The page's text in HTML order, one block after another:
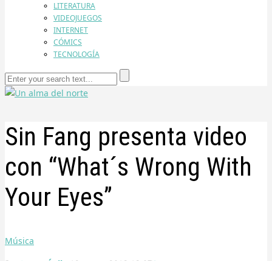
LITERATURA
VIDEOJUEGOS
INTERNET
CÓMICS
TECNOLOGÍA
Sin Fang presenta video
con “What´s Wrong With
Your Eyes”
Música